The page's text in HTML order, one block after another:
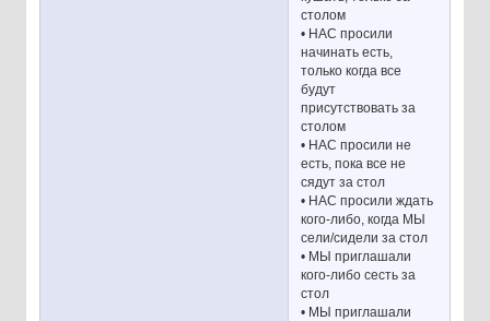
столом
• НАС просили
начинать есть,
только когда все
будут
присутствовать за
столом
• НАС просили не
есть, пока все не
сядут за стол
• НАС просили ждать
кого-либо, когда МЫ
сели/сидели за стол
• МЫ приглашали
кого-либо сесть за
стол
• МЫ приглашали